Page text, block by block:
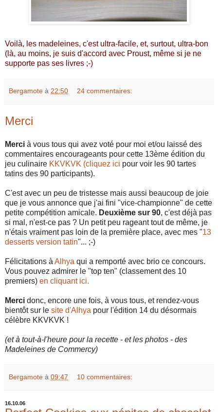
Voilà, les madeleines, c'est ultra-facile, et, surtout, ultra-bon
(là, au moins, je suis d'accord avec Proust, même si je ne
supporte pas ses livres ;-)
Bergamote à 22:50 24 commentaires:
Merci
Merci à vous tous qui avez voté pour moi et/ou laissé des
commentaires encourageants pour cette 13ème édition du
jeu culinaire KKVKVK (cliquez ici pour voir les 90 tartes
tatins des 90 participants).
C'est avec un peu de tristesse mais aussi beaucoup de joie
que je vous annonce que j'ai fini "vice-championne" de cette
petite compétition amicale. Deuxième sur 90, c'est déjà pas
si mal, n'est-ce pas ? Un petit peu rageant tout de même, je
n'étais vraiment pas loin de la première place, avec mes "13
desserts version tatin"... ;-)
Félicitations à Alhya qui a remporté avec brio ce concours.
Vous pouvez admirer le "top ten" (classement des 10
premiers) en cliquant ici.
Merci donc, encore une fois, à vous tous, et rendez-vous
bientôt sur le site d'Alhya pour l'édition 14 du désormais
célèbre KKVKVK !
(et à tout-à-l'heure pour la recette - et les photos - des
Madeleines de Commercy)
Bergamote à 09:47 10 commentaires:
16.10.06